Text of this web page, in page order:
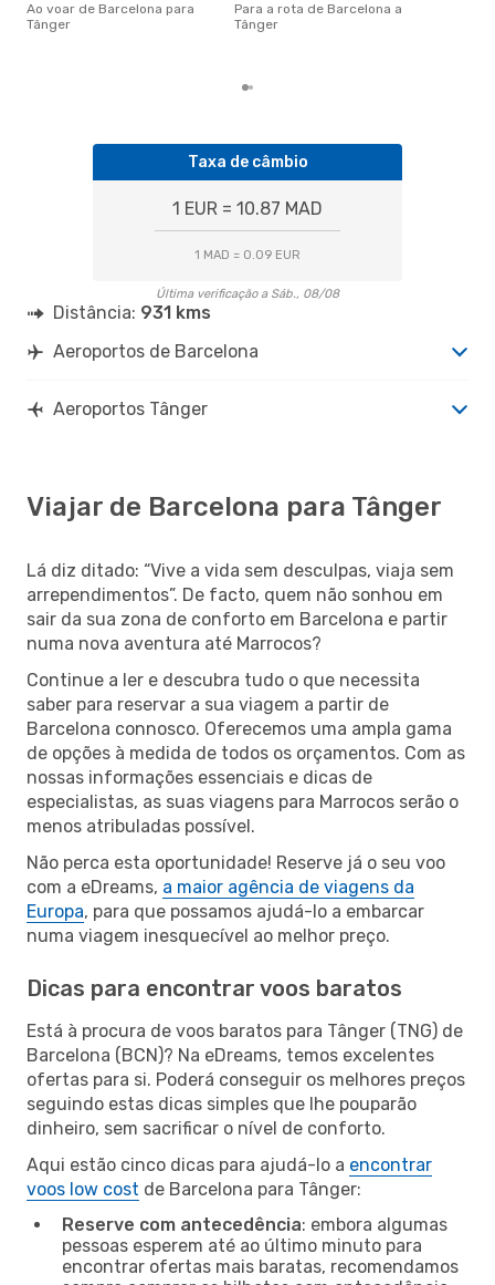
Ao voar de Barcelona para
Tânger
Para a rota de Barcelona a
Tânger
Taxa de câmbio
1 EUR = 10.87 MAD
1 MAD = 0.09 EUR
Última verificação a Sáb., 08/08
Distância: 931 kms
Aeroportos de Barcelona
Aeroportos Tânger
Viajar de Barcelona para Tânger
Lá diz ditado: “Vive a vida sem desculpas, viaja sem
arrependimentos”. De facto, quem não sonhou em
sair da sua zona de conforto em Barcelona e partir
numa nova aventura até Marrocos?
Continue a ler e descubra tudo o que necessita
saber para reservar a sua viagem a partir de
Barcelona connosco. Oferecemos uma ampla gama
de opções à medida de todos os orçamentos. Com as
nossas informações essenciais e dicas de
especialistas, as suas viagens para Marrocos serão o
menos atribuladas possível.
Não perca esta oportunidade! Reserve já o seu voo
com a eDreams, a maior agência de viagens da
Europa, para que possamos ajudá-lo a embarcar
numa viagem inesquecível ao melhor preço.
Dicas para encontrar voos baratos
Está à procura de voos baratos para Tânger (TNG) de
Barcelona (BCN)? Na eDreams, temos excelentes
ofertas para si. Poderá conseguir os melhores preços
seguindo estas dicas simples que lhe pouparão
dinheiro, sem sacrificar o nível de conforto.
Aqui estão cinco dicas para ajudá-lo a encontrar
voos low cost de Barcelona para Tânger:
Reserve com antecedência: embora algumas
pessoas esperem até ao último minuto para
encontrar ofertas mais baratas, recomendamos